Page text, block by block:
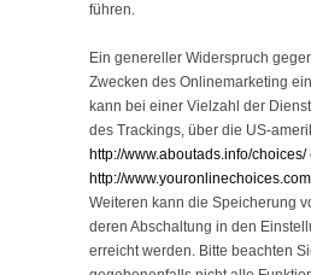
führen.
Ein genereller Widerspruch
Zwecken des Onlinemarketing
kann bei einer Vielzahl der
des Trackings, über die US-
http://www.aboutads.info/choices/
http://
Weiteren kann die Speicherung
deren Abschaltung in den
erreicht werden. Bitte beachten